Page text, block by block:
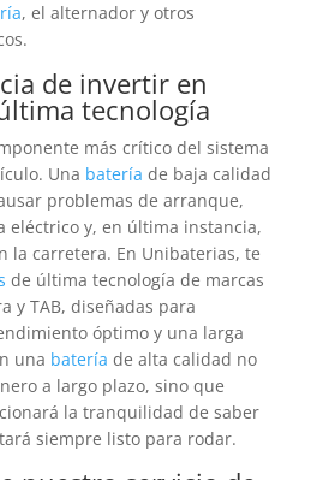
, el alternador y otros
de invertir en
tecnología
más crítico del sistema
Una batería de baja calidad
problemas de arranque,
eléctrico y, en última instancia,
la carretera. En Unibaterias, te
de última tecnología de marcas
y TAB, diseñadas para
óptimo y una larga
una batería de alta calidad no
a largo plazo, sino que
la tranquilidad de saber
siempre listo para rodar.